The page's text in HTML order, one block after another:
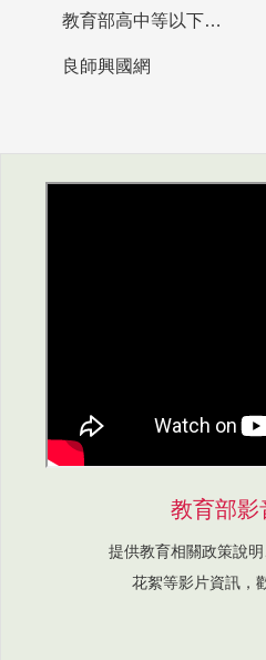
教育部高中等以下學校及幼兒園教師資格檢定考試
良師興國網
教育部影
提供教育相關政策說
花絮等影片資訊，